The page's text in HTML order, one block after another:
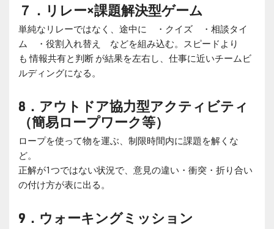
７．リレー×課題解決型ゲーム
単純なリレーではなく、途中に ・クイズ ・相談タイ
ム ・役割入れ替え などを組み込む。スピードより
も 情報共有と判断 が結果を左右し、仕事に近いチームビ
ルディングになる。
8 ．アウトドア協力型アクティビティ
（簡易ロープワーク等）
ロープを使って物を運ぶ、制限時間内に課題を解くな
ど。
正解が1つではない状況で、意見の違い・衝突・折り合い
の付け方が表に出る。
9 ．ウォーキングミッション